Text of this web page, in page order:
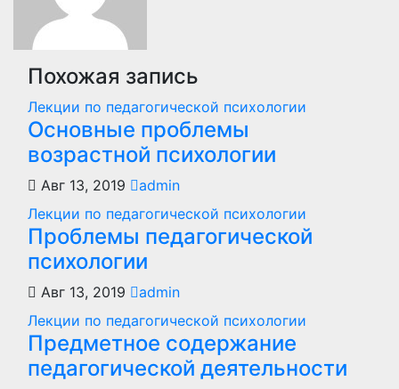
Похожая запись
Лекции по педагогической психологии
Основные проблемы
возрастной психологии
Авг 13, 2019
admin
Лекции по педагогической психологии
Проблемы педагогической
психологии
Авг 13, 2019
admin
Лекции по педагогической психологии
Предметное содержание
педагогической деятельности